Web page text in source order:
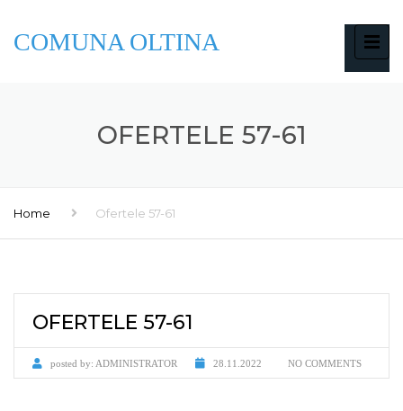
COMUNA OLTINA
OFERTELE 57-61
Home Ofertele 57-61
OFERTELE 57-61
posted by: ADMINISTRATOR 28.11.2022 NO COMMENTS